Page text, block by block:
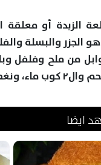
الزبدة أو معلقة
الجزر والبسلة
من ملح وفلفل
حتى تمام التسوية.
ايضا